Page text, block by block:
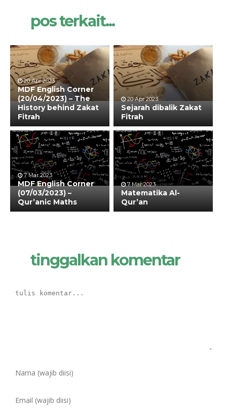
pos terkait...
20 Apr 2023
MDF English Corner
(20/04/2023) – The
History behind Zakat
Fitrah
20 Apr 2023
Sejarah dibalik Zakat
Fitrah
7 Mar 2023
MDF English Corner
(07/03/2023) –
Qur’anic Maths
7 Mar 2023
Matematika Al-
Qur’an
tinggalkan komentar